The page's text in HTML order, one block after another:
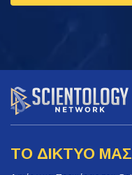
ΤΟ ΔΙΚΤΥΟ ΜΑΣ